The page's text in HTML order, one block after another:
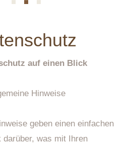
auf einen Blick
Hinweise
geben einen einfachen
darüber, was mit Ihren